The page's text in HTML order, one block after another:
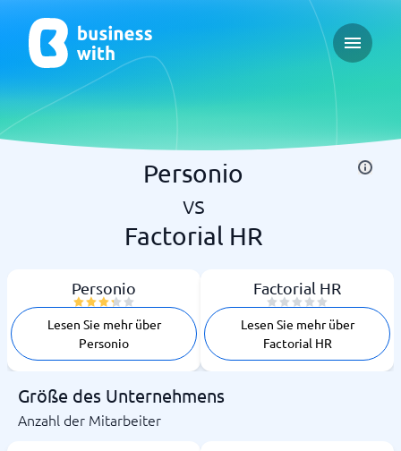
Open
Personio
vs
Factorial HR
Personio
Lesen Sie mehr über
Personio
Factorial HR
Lesen Sie mehr über
Factorial HR
Größe des Unternehmens
Anzahl der Mitarbeiter